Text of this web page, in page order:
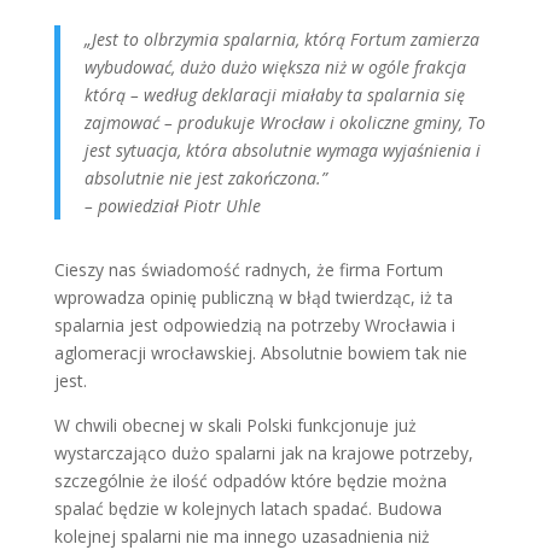
„Jest to olbrzymia spalarnia, którą Fortum zamierza
wybudować, dużo dużo większa niż w ogóle frakcja
którą – według deklaracji miałaby ta spalarnia się
zajmować – produkuje Wrocław i okoliczne gminy, To
jest sytuacja, która absolutnie wymaga wyjaśnienia i
absolutnie nie jest zakończona.”
– powiedział Piotr Uhle
Cieszy nas świadomość radnych, że firma Fortum
wprowadza opinię publiczną w błąd twierdząc, iż ta
spalarnia jest odpowiedzią na potrzeby Wrocławia i
aglomeracji wrocławskiej. Absolutnie bowiem tak nie
jest.
W chwili obecnej w skali Polski funkcjonuje już
wystarczająco dużo spalarni jak na krajowe potrzeby,
szczególnie że ilość odpadów które będzie można
spalać będzie w kolejnych latach spadać. Budowa
kolejnej spalarni nie ma innego uzasadnienia niż